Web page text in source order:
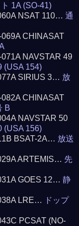
1A (SO-41)
NSAT 110…通
CHINASAT
NAVSTAR 49
(USA 154)
SIRIUS 3… 放
CHINASAT
B
NAVSTAR 50
(USA 156)
BSAT-2A… 放送
ARTEMIS… 先
GOES 12…静
LRE…
ドップ
PCSAT (NO-